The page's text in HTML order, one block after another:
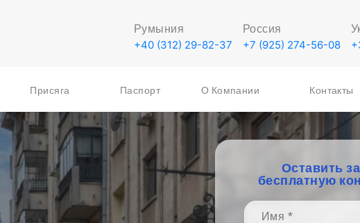
Румыния
+40 (312) 29-82-37
Россия
+7 (925) 274-56-08
Присяга Паспорт О Компании Контакты
Оставить
бесплатную